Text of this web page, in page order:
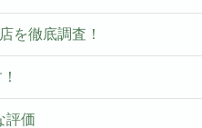
を徹底調査！
評価